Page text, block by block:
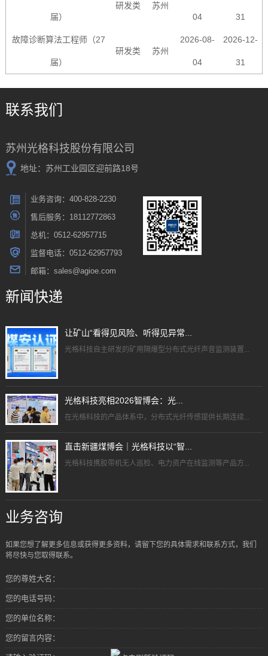
届）
研发类 苏州
04 31
故障诊断算法工程师（27
届）
研发类 苏州
2026-08-
04
2026-12-
31
联系我们
苏州光格科技股份有限公司
地址：苏州工业园区迎前路18号
业务咨询：400-828-2230
售后服务：18112772863
总机：0512-62957715
监督电话：0512-62957793
邮箱：sales@agioe.com
新闻快递
让矿山“看得见风险、听得见异常...
光格科技自主研发的矿用隔爆型分布式光纤声音监测装置...
光格科技亮相2026智博会：光...
在光格科技的产品体系中，分布式光纤传感提供长期连续...
直击新疆煤博会｜光格科技以“智...
光格科技携胶带机无人巡检、电力资产在线监测等产品方...
业务咨询
如果您想了解更多信息或获得更多资料，请留下您的具体需求和联系方式，我们
将尽快与您取得联系。
您的尊姓大名：
您的电话号码：
您的单位名称：
您的留言内容：